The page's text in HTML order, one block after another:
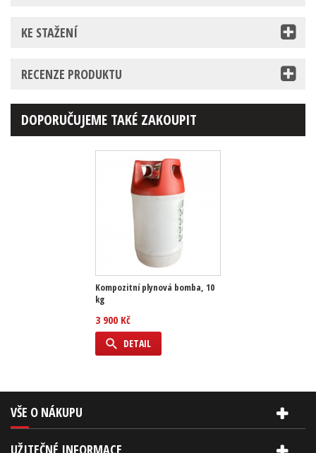
KE STAŽENÍ
RECENZE PRODUKTU
DOPORUČUJEME TAKÉ ZAKOUPIT
Kompozitní plynová bomba, 10
kg
3 900 Kč
DETAIL
VŠE O NÁKUPU
UŽITEČNÉ INFORMACE